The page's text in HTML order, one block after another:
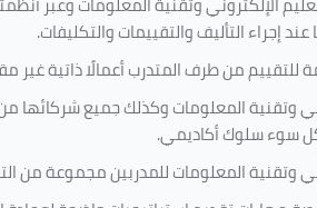
إجراء التأليف والتقييمات والتكليفات.
للتقييم من طرف المتدرب أعمالًا ذاتية غير
وتقنية المعلومات وكذلك جميع شركائها
سوء سلوك أكاديمي.
وتقنية المعلومات للمدربين مجموعة من